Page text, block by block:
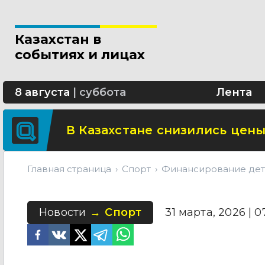
Казахстан в
событиях и лицах
8 августа суббота Лента
СОР и СОЧ планируют
Участок улицы Валиханова
В Казахстане снизились
Главная страница Спорт Финансирование
Новости Спорт 31 марта, 2026 |